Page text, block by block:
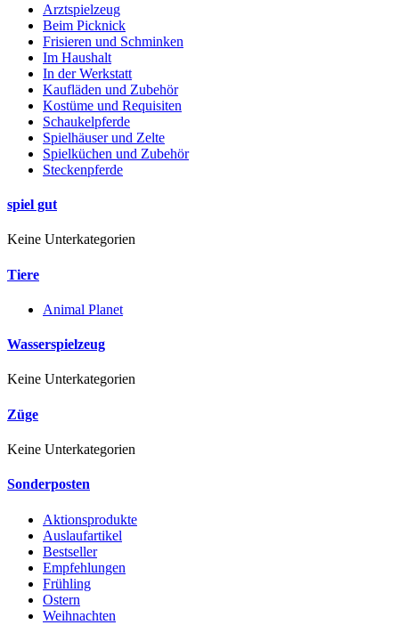
Arztspielzeug
Beim Picknick
Frisieren und Schminken
Im Haushalt
In der Werkstatt
Kaufläden und Zubehör
Kostüme und Requisiten
Schaukelpferde
Spielhäuser und Zelte
Spielküchen und Zubehör
Steckenpferde
spiel gut
Keine Unterkategorien
Tiere
Animal Planet
Wasserspielzeug
Keine Unterkategorien
Züge
Keine Unterkategorien
Sonderposten
Aktionsprodukte
Auslaufartikel
Bestseller
Empfehlungen
Frühling
Ostern
Weihnachten